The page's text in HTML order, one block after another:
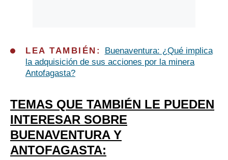
LEA TAMBIÉN:
Buenaventura: ¿Qué implica
la adquisición de sus acciones por la minera
Antofagasta?
TEMAS QUE TAMBIÉN LE PUEDEN
INTERESAR SOBRE
BUENAVENTURA Y
ANTOFAGASTA: